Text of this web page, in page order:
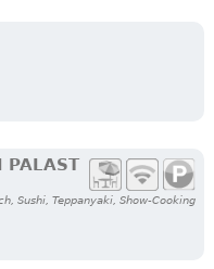
PALAST
Sushi, Teppanyaki, Show-Cooking